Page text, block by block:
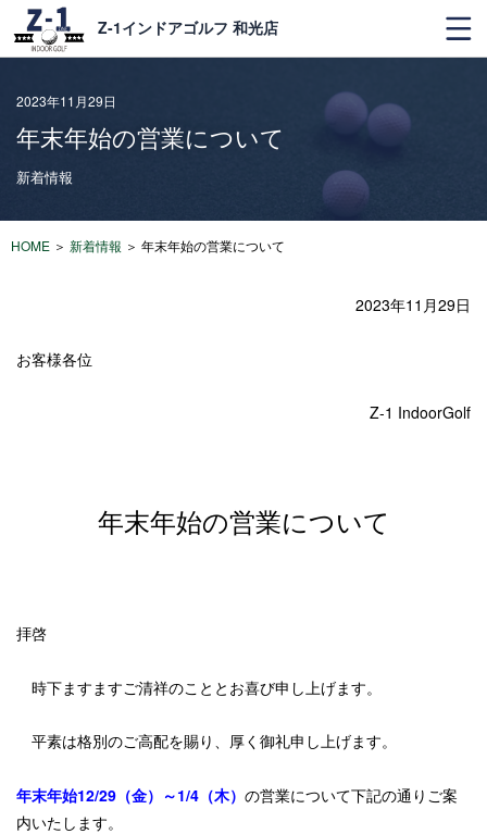
Z-1インドアゴルフ 和光店
2023年11月29日
年末年始の営業について
新着情報
HOME ＞ 新着情報 ＞ 年末年始の営業について
2023年11月29日
お客様各位
Z-1 IndoorGolf
年末年始の営業について
拝啓
時下ますますご清祥のこととお喜び申し上げます。
平素は格別のご高配を賜り、厚く御礼申し上げます。
年末年始12/29（金）～1/4（木） の営業について下記の通りご案
内いたします。